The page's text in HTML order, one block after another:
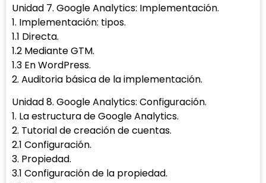
Unidad 7. Google Analytics: Implementación.
1. Implementación: tipos.
1.1 Directa.
1.2 Mediante GTM.
1.3 En WordPress.
2. Auditoria básica de la implementación.
Unidad 8. Google Analytics: Configuración.
1. La estructura de Google Analytics.
2. Tutorial de creación de cuentas.
2.1 Configuración.
3. Propiedad.
3.1 Configuración de la propiedad.